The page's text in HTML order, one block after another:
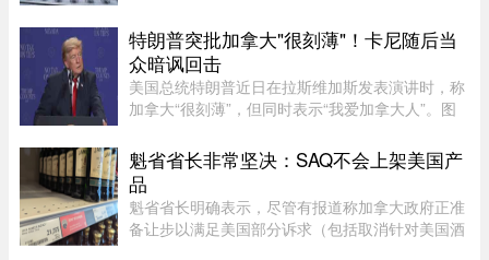
列。两边站着照顾他们的阿姨，前方拉着一条横
幅。照片由多益网络官方微博 ...
特朗普突批加拿大"很刻薄"！卡尼随后当
众暗讽回击
美国总统特朗普近日在拉斯维加斯发表演讲时，称
加拿大“很刻薄”，但同时表示“我爱加拿大人”。图
Casino Resort Spa 发表演讲，宣传华盛顿的经济
议程。他在发言中谈到 ...
魁省省长非常坚决：SAQ不会上架美国产
品
魁省省长明确表示，尽管有报道称加拿大政府正准
备让步以满足美国部分诉求（包括取消针对美国酒